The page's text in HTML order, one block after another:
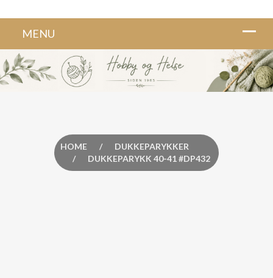
HOME /
DUKKEPARYKKER
/
DUKKEPARYKK 40-41 #DP432